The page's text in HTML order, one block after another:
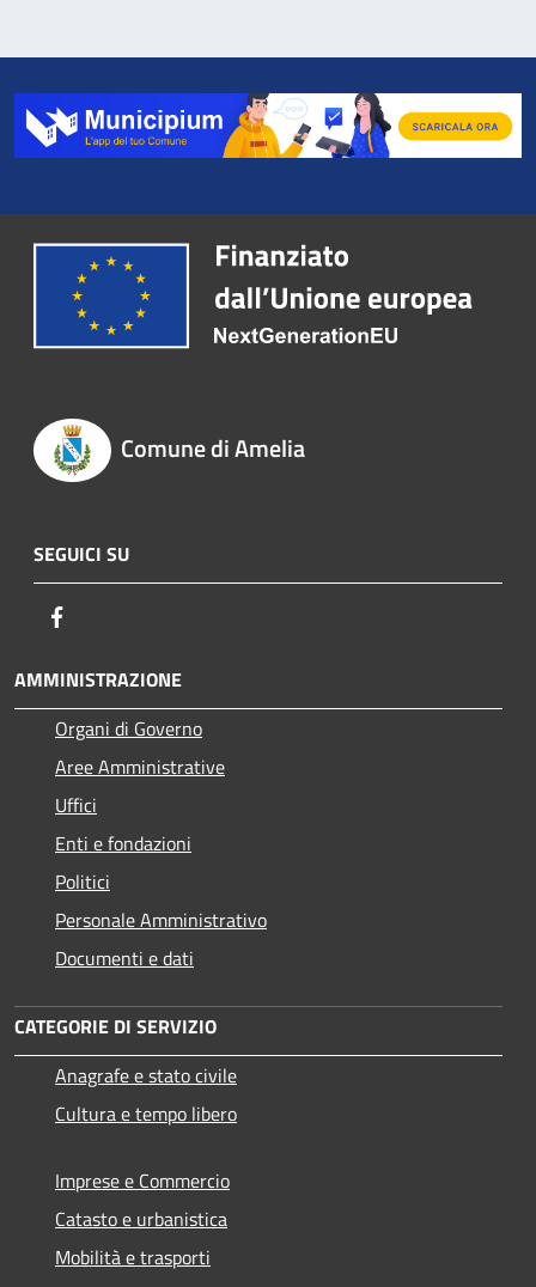
Comune di Amelia
SEGUICI SU
AMMINISTRAZIONE
Organi di Governo
Aree Amministrative
Uffici
Enti e fondazioni
Politici
Personale Amministrativo
Documenti e dati
CATEGORIE DI SERVIZIO
Anagrafe e stato civile
Cultura e tempo libero
Imprese e Commercio
Catasto e urbanistica
Mobilità e trasporti